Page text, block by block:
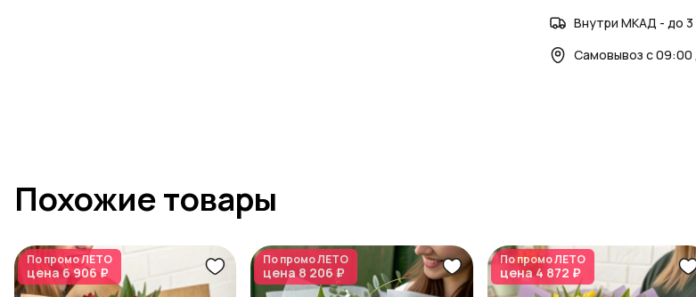
Внутри МКАД - до 3
Самовывоз с 09:00
Похожие товары
По промоЛЕТО
цена 6 906 ₽
По промоЛЕТО
цена 8 206 ₽
По промоЛЕТО
цена 4 872 ₽